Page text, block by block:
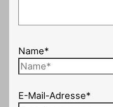
Name*
E-Mail-Adresse*